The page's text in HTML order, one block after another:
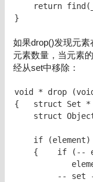
return
}
如果drop()发现元
元素数量，当元素
经从set中移除：
void * drop
{   struct Set
struct Object
if (element)
{    if (--
element
-- set ->